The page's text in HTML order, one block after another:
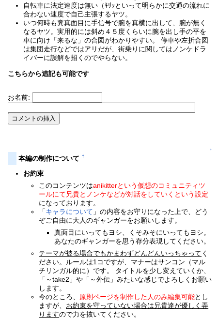
自転車に法定速度は無い（ｷﾘｯといって明らかに交通の流れに
合わない速度で自己主張するヤツ。
いつ何時も糞真面目に手信号で腕を真横に出して、腕が無く
なるヤツ。実用的には斜め４５度くらいに腕を出し手の平を
車に向け「来るな」の合図がわかりやすい。 停車や左折合図
は集団走行などではアリだが、街乗りに関してはノンケドラ
イバーに誤解を招くのでやらない。
こちらから追記も可能です
お名前:
↑
本編の制作について †
お約束
このコンテンツはanikitterという仮想のコミュニティツ
ールにて兄貴とノンケなどが対話をしていくという設定
になっております。
「キャラについて 」の内容をお守りになった上で、どう
ぞご自由に大人のギャンガーをお願いします。
真面目にいってもヨシ、くそみそにいってもヨシ。
あなたのギャンガーを思う存分表現してください。
テーマが被る場合でもかまわずどんどんいっちゃって く
ださい。ルールは1コですが、マナーはサンコン（マル
チリンガル的に）です。 タイトルを少し変えていくか、
「～take2」や「～外伝」みたいな感じでよろしくお願い
します。
今のところ、 原則ページを制作した人のみ編集可能とし
ますが、 お約束を守っていない場合は兄貴達が優しく弄
りますので力を抜いてください。